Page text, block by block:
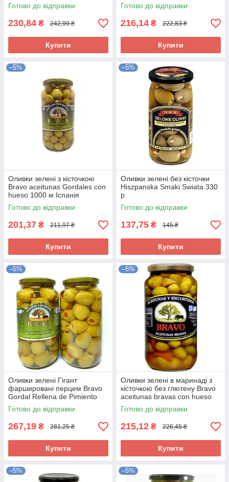
Готово до відправки
230,84 ₴ 242,99 ₴
Купити
Готово до відправки
216,14 ₴ 222,83 ₴
Купити
–5%
Оливки зелені з кісточкою
Bravo aceitunas Gordales con
hueso 1000 м Іспанія
Готово до відправки
201,37 ₴ 211,97 ₴
Купити
–5%
Оливки зелені без кісточки
Hiszpanska Smaki Swiata 330
р
Готово до відправки
137,75 ₴ 145 ₴
Купити
–5%
Оливки зелені Гігант
фаршировані перцем Bravo
Gordal Rellena de Pimiento
550 г/1000 г Іспанія
Готово до відправки
267,19 ₴ 281,25 ₴
Купити
–5%
Оливки зелені в маринаді з
кісточкою без глютену Bravo
aceitunas bravas con hueso
900 г Іспанія
Готово до відправки
215,12 ₴ 226,45 ₴
Купити
–5% –5%